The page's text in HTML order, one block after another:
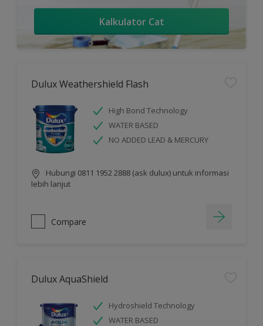
Kalkulator Cat
Dulux Weathershield Flash
High Bond Technology
WATER BASED
NO ADDED LEAD & MERCURY
Hubungi 0811 1952 2888 (ask dulux) untuk informasi
lebih lanjut
Compare
Dulux AquaShield
Hydroshield Technology
WATER BASED